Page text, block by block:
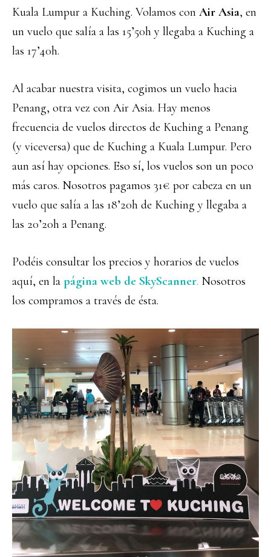
Kuala Lumpur a Kuching. Volamos con Air Asia, en
un vuelo que salía a las 15’50h y llegaba a Kuching a
las 17’40h.
Al acabar nuestra visita, cogimos un vuelo hacia
Penang, otra vez con Air Asia. Hay menos
frecuencia de vuelos directos de Kuching a Penang
(y viceversa) que de Kuching a Kuala Lumpur. Pero
aun así hay opciones. Eso sí, los vuelos son un poco
más caros. Nosotros pagamos 31€ por cabeza en un
vuelo que salía a las 18’20h de Kuching y llegaba a
las 20’20h a Penang.
Podéis consultar los precios y horarios de vuelos
aquí, en la página web de SkyScanner. Nosotros
los compramos a través de ésta.